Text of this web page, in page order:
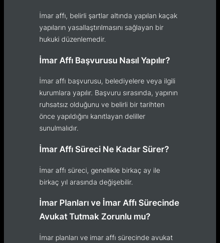
İmar affı, belirli şartlar altında yapılan kaçak
yapıların yasallaştırılmasını sağlayan bir
hukuki düzenlemedir.
İmar Affı Başvurusu Nasıl Yapılır?
İmar affı başvurusu, belediyelere veya ilgili
kurumlara yapılır. Başvuru sırasında, yapının
ruhsatsız olduğunu ve belirli bir tarihten
önce yapıldığını kanıtlayan deliller
sunulmalıdır.
İmar Affı Süreci Ne Kadar Sürer?
İmar affı süreci, genellikle birkaç ay ile
birkaç yıl arasında değişebilir.
İmar Planları ve İmar Affı Sürecinde
Avukat Tutmak Zorunlu mu?
İmar planları ve imar affı sürecinde avukat